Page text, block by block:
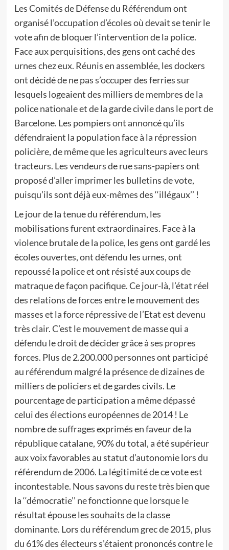
Les Comités de Défense du Référendum ont
organisé l’occupation d’écoles où devait se tenir le
vote afin de bloquer l’intervention de la police.
Face aux perquisitions, des gens ont caché des
urnes chez eux. Réunis en assemblée, les dockers
ont décidé de ne pas s’occuper des ferries sur
lesquels logeaient des milliers de membres de la
police nationale et de la garde civile dans le port de
Barcelone. Les pompiers ont annoncé qu’ils
défendraient la population face à la répression
policière, de même que les agriculteurs avec leurs
tracteurs. Les vendeurs de rue sans-papiers ont
proposé d’aller imprimer les bulletins de vote,
puisqu’ils sont déjà eux-mêmes des ‘‘illégaux’’ !
Le jour de la tenue du référendum, les
mobilisations furent extraordinaires. Face à la
violence brutale de la police, les gens ont gardé les
écoles ouvertes, ont défendu les urnes, ont
repoussé la police et ont résisté aux coups de
matraque de façon pacifique. Ce jour-là, l’état réel
des relations de forces entre le mouvement des
masses et la force répressive de l’Etat est devenu
très clair. C’est le mouvement de masse qui a
défendu le droit de décider grâce à ses propres
forces. Plus de 2.200.000 personnes ont participé
au référendum malgré la présence de dizaines de
milliers de policiers et de gardes civils. Le
pourcentage de participation a même dépassé
celui des élections européennes de 2014 ! Le
nombre de suffrages exprimés en faveur de la
république catalane, 90% du total, a été supérieur
aux voix favorables au statut d’autonomie lors du
référendum de 2006. La légitimité de ce vote est
incontestable. Nous savons du reste très bien que
la ‘‘démocratie’’ ne fonctionne que lorsque le
résultat épouse les souhaits de la classe
dominante. Lors du référendum grec de 2015, plus
du 61% des électeurs s’étaient prononcés contre le